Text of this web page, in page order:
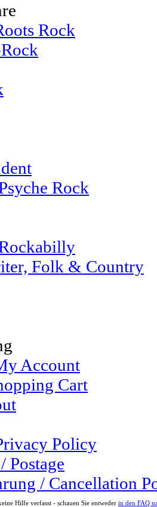
Rock
Rock
Folk & Country
Account
Cart
Policy
Postage
/ Cancellation
Hilfe verfasst - schauen Sie entweder in den FAQ